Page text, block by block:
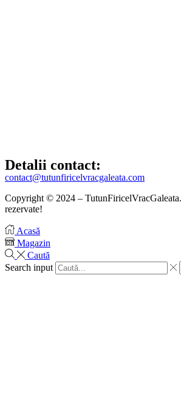
Detalii contact:
contact@tutunfiricelvracgaleata.com
Copyright © 2024 –
rezervate!
Acasă
Magazin
Caută
Search input